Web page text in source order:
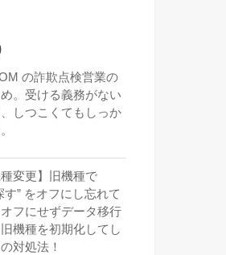
の詐欺点検営業の
。受ける義務がない
しつこくてもしっか
種変更】旧機種で
す” をオフにし忘れて
フにせずデータ移行
機種を初期化してし
対処法！